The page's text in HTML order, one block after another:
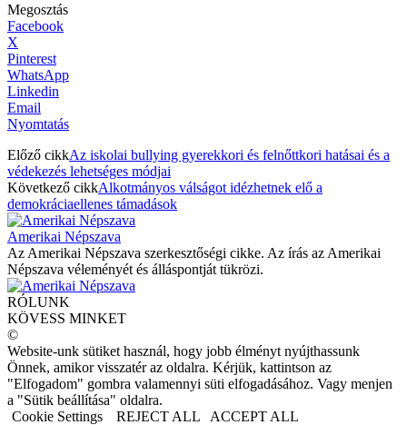
Megosztás
Facebook
X
Pinterest
WhatsApp
Linkedin
Email
Nyomtatás
Előző cikkAz iskolai bullying gyerekkori és felnőttkori hatásai és a
védekezés lehetséges módjai
Következő cikkAlkotmányos válságot idézhetnek elő a
demokráciaellenes támadások
Amerikai Népszava
Az Amerikai Népszava szerkesztőségi cikke. Az írás az Amerikai
Népszava véleményét és álláspontját tükrözi.
RÓLUNK
KÖVESS MINKET
©
Website-unk sütiket használ, hogy jobb élményt nyújthassunk
Önnek, amikor visszatér az oldalra. Kérjük, kattintson az
"Elfogadom" gombra valamennyi süti elfogadásához. Vagy menjen
a "Sütik beállítása" oldalra.
Cookie Settings
REJECT ALL ACCEPT ALL